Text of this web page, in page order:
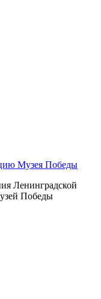
Музея Победы
Ленинградской
Победы